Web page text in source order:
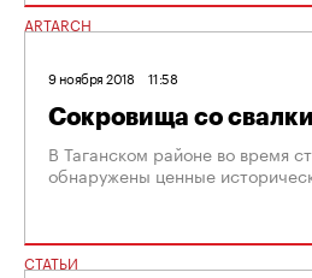
ARTARCH
9 ноября 2018 11:58
Сокровища со свалки
В Таганском районе во время
обнаружены ценные
СТАТЬИ